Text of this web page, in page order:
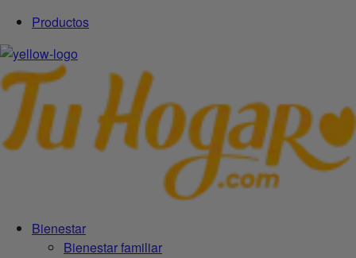
Productos
Bienestar
Bienestar familiar